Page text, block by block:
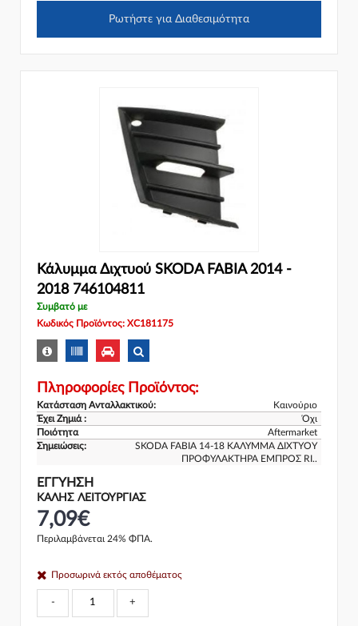
Ρωτήστε για Διαθεσιμότητα
Κάλυμμα Διχτυού SKODA FABIA 2014 -
2018 746104811
Συμβατό με
Κωδικός Προϊόντος: XC181175
Πληροφορίες Προϊόντος:
Κατάσταση Ανταλλακτικού:
Καινούριο
Έχει Ζημιά :
Όχι
Ποιότητα
Aftermarket
Σημειώσεις:
SKODA FABIA 14-18 ΚΑΛΥΜΜΑ ΔΙΧΤΥΟΥ
ΠΡΟΦΥΛΑΚΤΗΡΑ ΕΜΠΡΟΣ RI..
ΕΓΓΎΗΣΗ
ΚΑΛΗΣ ΛΕΙΤΟΥΡΓΙΑΣ
7,09€
Περιλαμβάνεται 24% ΦΠΑ.
Προσωρινά εκτός αποθέματος
- +